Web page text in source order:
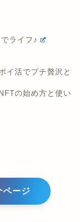
ライフ♪
イ活でプチ贅沢と
の始め方と使い
ページ